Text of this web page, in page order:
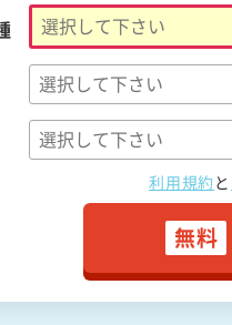
利用規約 と
無料